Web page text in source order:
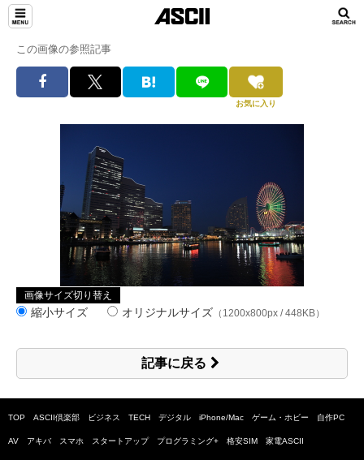
この画像の参照記事
お気に入り
画像サイズ切り替え
縮小サイズ オリジナルサイズ （1200x800px / 448KB）
記事に戻る
TOP ASCII倶楽部 ビジネス TECH デジタル iPhone/Mac ゲーム・ホビー 自作PC
AV アキバ スマホ スタートアップ プログラミング+ 格安SIM 家電ASCII